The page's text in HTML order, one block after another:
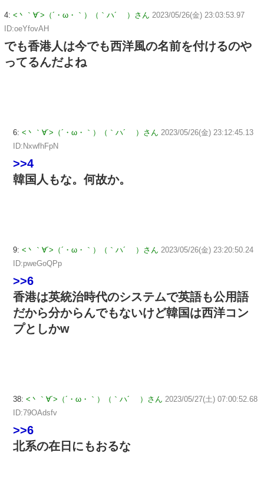
4: <丶｀∀´>（´・ω・｀）（｀ハ´ ）さん 2023/05/26(金) 23:03:53.97
ID:oeYfovAH
でも香港人は今でも西洋風の名前を付けるのや
ってるんだよね
6: <丶｀∀´>（´・ω・｀）（｀ハ´ ）さん 2023/05/26(金) 23:12:45.13
ID:NxwfhFpN
>>4
韓国人もな。何故か。
9: <丶｀∀´>（´・ω・｀）（｀ハ´ ）さん 2023/05/26(金) 23:20:50.24
ID:pweGoQPp
>>6
香港は英統治時代のシステムで英語も公用語
だから分からんでもないけど韓国は西洋コン
プとしかw
38: <丶｀∀´>（´・ω・｀）（｀ハ´ ）さん 2023/05/27(土) 07:00:52.68
ID:79OAdsfv
>>6
北系の在日にもおるな